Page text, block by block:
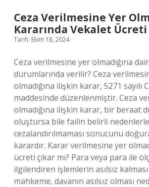
Ceza Verilmesine Yer
Kararında Vekalet Ücreti
Tarih: Ekim 18, 2024
Ceza verilmesine yer olmadığına
durumlarında verilir? Ceza
olmadığına ilişkin karar, 5271 sayılı
maddesinde düzenlenmiştir. Ceza
olmadığına ilişkin karar, bir beraat
oluştursa bile failin belirli nedenlerle
cezalandırılmaması sonucunu
karardır. Karar verilmesine yer
ücreti çıkar mı? Para veya para ile
ilgilendiren işlemlerin asılsız
mahkeme, davanın asılsız olması